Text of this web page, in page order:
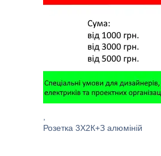
Розетка 3Х2К+З алюміній